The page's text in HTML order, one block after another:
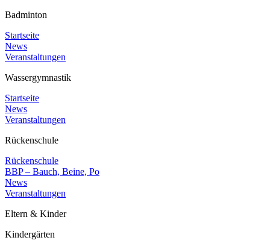
Badminton
Startseite
News
Veranstaltungen
Wassergymnastik
Startseite
News
Veranstaltungen
Rückenschule
Rückenschule
BBP – Bauch, Beine, Po
News
Veranstaltungen
Eltern & Kinder
Kindergärten